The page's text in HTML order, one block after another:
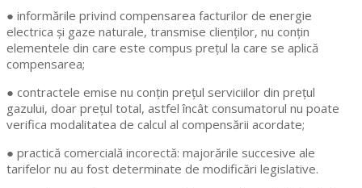
● informările privind compensarea facturilor de energie
electrica și gaze naturale, transmise clienților, nu conțin
elementele din care este compus prețul la care se aplică
compensarea;
● contractele emise nu conțin prețul serviciilor din prețul
gazului, doar prețul total, astfel încât consumatorul nu poate
verifica modalitatea de calcul al compensării acordate;
● practică comercială incorectă: majorările succesive ale
tarifelor nu au fost determinate de modificări legislative.